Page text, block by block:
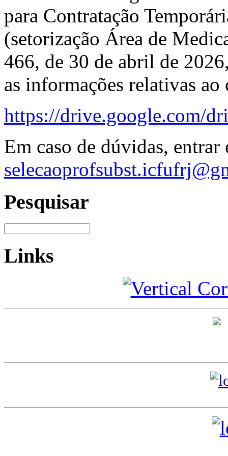
para Contratação
(setorização Área de
466, de 30 de abril de
as informações relativas ao
https://drive.google.com/
Em caso de dúvidas,
Pesquisar
Links